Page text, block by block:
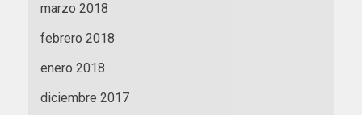
marzo 2018
febrero 2018
enero 2018
diciembre 2017